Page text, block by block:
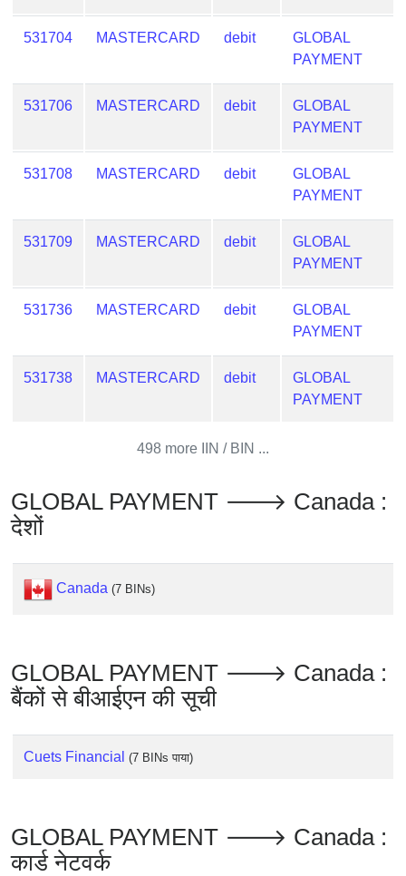
is
My
Address
Lookup
IP
Checker
531704 MASTERCARD debit
GLOBAL
PAYMENT
531706 MASTERCARD debit
GLOBAL
PAYMENT
531708 MASTERCARD debit
GLOBAL
PAYMENT
531709 MASTERCARD debit
GLOBAL
PAYMENT
531736 MASTERCARD debit
GLOBAL
PAYMENT
531738 MASTERCARD debit
GLOBAL
PAYMENT
498 more IIN / BIN ...
GLOBAL PAYMENT 🡒 Canada :
देशों
Canada (7 BINs)
GLOBAL PAYMENT 🡒 Canada :
बैंकों से बीआईएन की सूची
Cuets Financial (7 BINs पाया)
GLOBAL PAYMENT 🡒 Canada :
कार्ड नेटवर्क